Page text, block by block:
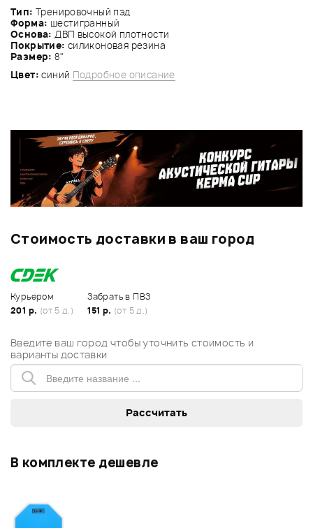
Тип: Тренировочный пэд
Форма: шестигранный
Основа:ДВП высокой плотности
Покрытие: силиконовая резина
Размер:8"
Цвет:синий Подробное описание
Стоимость доставки в ваш город
Курьером
201 р. (от 5 д.)
Забрать в ПВЗ
151 р. (от 5 д.)
Введите ваш город чтобы уточнить стоимость и
варианты доставки
В комплекте дешевле